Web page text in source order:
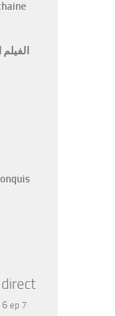
6 ep 7